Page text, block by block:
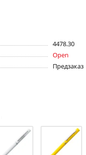
4478.30
Open
Предзаказ